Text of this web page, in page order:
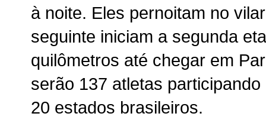
à noite. Eles pernoitam no
seguinte iniciam a segunda
quilômetros até chegar em
serão 137 atletas
20 estados brasileiros.